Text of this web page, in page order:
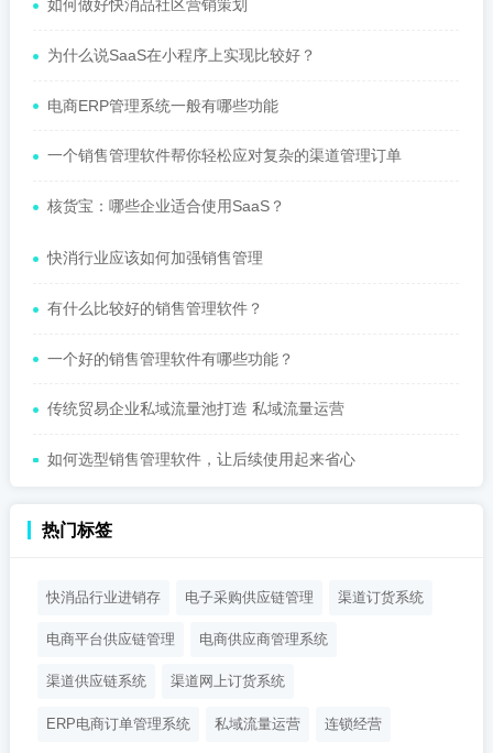
如何做好快消品社区营销策划
为什么说SaaS在小程序上实现比较好？
电商ERP管理系统一般有哪些功能
一个销售管理软件帮你轻松应对复杂的渠道管理订单
核货宝：哪些企业适合使用SaaS？
快消行业应该如何加强销售管理
有什么比较好的销售管理软件？
一个好的销售管理软件有哪些功能？
传统贸易企业私域流量池打造 私域流量运营
如何选型销售管理软件，让后续使用起来省心
热门标签
快消品行业进销存 电子采购供应链管理 渠道订货系统
电商平台供应链管理 电商供应商管理系统
渠道供应链系统 渠道网上订货系统
ERP电商订单管理系统 私域流量运营 连锁经营